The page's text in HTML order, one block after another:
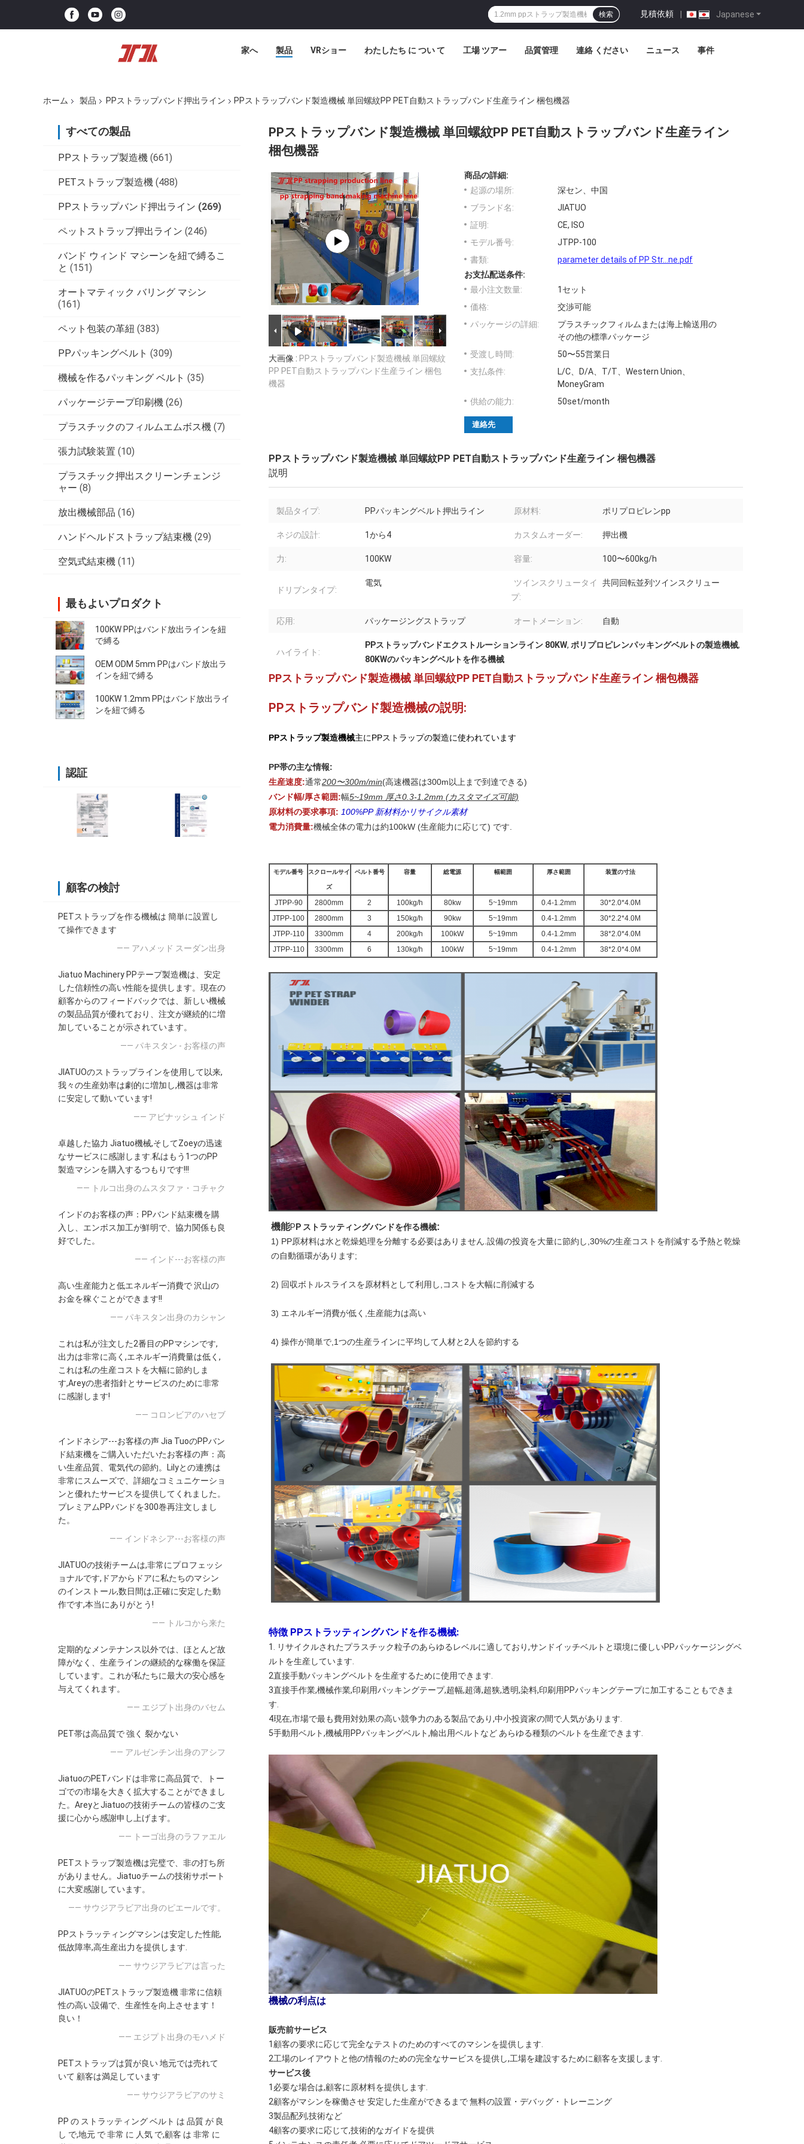
Japanese
見積依頼 |
検索
家へ 製品 VRショー わたしたち に つい て 工場 ツアー 品質管理 連絡 ください ニュース 事件
ホーム 製品 PPストラップバンド押出ライン PPストラップバンド製造機械 単回螺紋PP PET自動ストラップバンド生産ライン 梱包機器
すべての製品
PPストラップ製造機 (661)
PETストラップ製造機 (488)
PPストラップバンド押出ライン (269)
ペットストラップ押出ライン (246)
バンド ウィンド マシーンを紐で縛るこ
と (151)
オートマティック バリング マシン
(161)
ペット包装の革紐 (383)
PPパッキングベルト (309)
機械を作るパッキング ベルト (35)
パッケージテープ印刷機 (26)
プラスチックのフィルムエムボス機 (7)
張力試験装置 (10)
プラスチック押出スクリーンチェンジ
ャー (8)
放出機械部品 (16)
ハンドヘルドストラップ結束機 (29)
空気式結束機 (11)
最もよいプロダクト
100KW PPはバンド放出ラインを紐
で縛る
OEM ODM 5mm PPはバンド放出ラ
インを紐で縛る
100KW 1.2mm PPはバンド放出ライ
ンを紐で縛る
認証
顧客の検討
PETストラップを作る機械は 簡単に設置し
て操作できます
—— アハメッド スーダン出身
Jiatuo Machinery PPテープ製造機は、安定
した信頼性の高い性能を提供します。現在の
顧客からのフィードバックでは、新しい機械
の製品品質が優れており、注文が継続的に増
加していることが示されています。
—— パキスタン - お客様の声
JIATUOのストラップラインを使用して以来,
我々の生産効率は劇的に増加し,機器は非常
に安定して動いています!
—— アビナッシュ インド
卓越した協力 Jiatuo機械,そしてZoeyの迅速
なサービスに感謝します.私はもう1つのPP
製造マシンを購入するつもりです!!!
—— トルコ出身のムスタファ・コチャク
インドのお客様の声：PPバンド結束機を購
入し、エンボス加工が鮮明で、協力関係も良
好でした。
—— インド---お客様の声
高い生産能力と低エネルギー消費で 沢山の
お金を稼ぐことができます!!
—— パキスタン出身のカシャン
これは私が注文した2番目のPPマシンです,
出力は非常に高く,エネルギー消費量は低く,
これは私の生産コストを大幅に節約しま
す,Areyの患者指針とサービスのために非常
に感謝します!
—— コロンビアのハセブ
インドネシア---お客様の声 Jia TuoのPPバン
ド結束機をご購入いただいたお客様の声：高
い生産品質、電気代の節約。Lilyとの連携は
非常にスムーズで、詳細なコミュニケーショ
ンと優れたサービスを提供してくれました。
プレミアムPPバンドを300巻再注文しまし
た。
—— インドネシア---お客様の声
JIATUOの技術チームは,非常にプロフェッシ
ョナルです,ドアからドアに私たちのマシン
のインストール,数日間は,正確に安定した動
作です,本当にありがとう!
—— トルコから来た
定期的なメンテナンス以外では、ほとんど故
障がなく、生産ラインの継続的な稼働を保証
しています。これが私たちに最大の安心感を
与えてくれます。
—— エジプト出身のバセム
PET帯は高品質で 強く 裂かない
—— アルゼンチン出身のアシフ
JiatuoのPETバンドは非常に高品質で、トー
ゴでの市場を大きく拡大することができまし
た。AreyとJiatuoの技術チームの皆様のご支
援に心から感謝申し上げます。
—— トーゴ出身のラファエル
PETストラップ製造機は完璧で、非の打ち所
がありません。Jiatuoチームの技術サポート
に大変感謝しています。
—— サウジアラビア出身のピエールです。
PPストラッティングマシンは安定した性能,
低故障率,高生産出力を提供します.
—— サウジアラビアは言った
JIATUOのPETストラップ製造機 非常に信頼
性の高い設備で、生産性を向上させます！
良い！
—— エジプト出身のモハメド
PETストラップは質が良い 地元では売れて
いて 顧客は満足しています
—— サウジアラビアのサミ
PP の ストラッティング ベルト は 品質 が 良
し で,地元 で 非常 に 人気 で,顧客 は 非常 に
PPストラップバンド製造機械 単回螺紋PP PET自動ストラップバンド生産ライン
梱包機器
大画像 : PPストラップバンド製造機械 単回螺紋
PP PET自動ストラップバンド生産ライン 梱包
機器
商品の詳細:
起源の場所:
深セン、中国
ブランド名:
JIATUO
証明:
CE, ISO
モデル番号:
JTPP-100
書類:
parameter details of PP Str...ne.pdf
お支払配送条件:
最小注文数量:
1セット
価格:
交渉可能
パッケージの詳細:
プラスチックフィルムまたは海上輸送用の
その他の標準パッケージ
受渡し時間:
50〜55営業日
支払条件:
L/C、D/A、T/T、Western Union、
MoneyGram
供給の能力:
50set/month
連絡先
PPストラップバンド製造機械 単回螺紋PP PET自動ストラップバンド生産ライン 梱包機器
説明
製品タイプ: PPパッキングベルト押出ライン 原材料: ポリプロピレンpp
ネジの設計: 1から4 カスタムオーダー: 押出機
力: 100KW 容量: 100〜600kg/h
ドリブンタイプ:
電気
ツインスクリュータイ
プ:
共同回転並列ツインスクリュー
応用: パッケージングストラップ オートメーション: 自動
ハイライト:
PPストラップバンドエクストルーションライン 80KW, ポリプロピレンパッキングベルトの製造機械,
80KWのパッキングベルトを作る機械
PPストラップバンド製造機械 単回螺紋PP PET自動ストラップバンド生産ライン 梱包機器
PPストラップバンド製造機械の説明:
PPストラップ製造機械主にPPストラップの製造に使われています
PP帯の主な情報:
生産速度:通常200〜300m/min(高速機器は300m以上まで到達できる)
バンド幅/厚さ範囲:幅5~19mm 厚さ0.3-1.2mm (カスタマイズ可能)
原材料の要求事項: 100%PP 新材料かリサイクル素材
電力消費量:機械全体の電力は約100kW (生産能力に応じて) です.
モデル番号 スクロールサイ
ズ
ベルト番号 容量 総電源 幅範囲 厚さ範囲 装置の寸法
JTPP-90 2800mm 2 100kg/h 80kw 5~19mm 0.4-1.2mm
30*2.0*4.0M
JTPP-100
2800mm 3 150kg/h 90kw 5~19mm 0.4-1.2mm
30*2.2*4.0M
JTPP-110
3300mm 4 200kg/h 100kW 5~19mm 0.4-1.2mm
38*2.0*4.0M
JTPP-110
3300mm 6 130kg/h 100kW 5~19mm 0.4-1.2mm 38*2.0*4.0M
機能P P ストラッティングバンドを作る機械:
1) PP原材料は水と乾燥処理を分離する必要はありません.設備の投資を大量に節約し,30%の生産コストを削減する予熱と乾燥
の自動循環があります;
2) 回収ボトルスライスを原材料として利用し,コストを大幅に削減する
3) エネルギー消費が低く,生産能力は高い
4) 操作が簡単で,1つの生産ラインに平均して人材と2人を節約する
特徴 PPストラッティングバンドを作る機械:
1. リサイクルされたプラスチック粒子のあらゆるレベルに適しており,サンドイッチベルトと環境に優しいPPパッケージングベ
ルトを生産しています.
2直接手動パッキングベルトを生産するために使用できます.
3直接手作業,機械作業,印刷用パッキングテープ,超幅,超薄,超狭,透明,染料,印刷用PPパッキングテープに加工することもできま
す.
4現在,市場で最も費用対効果の高い競争力のある製品であり,中小投資家の間で人気があります.
5手動用ベルト,機械用PPパッキングベルト,輸出用ベルトなど あらゆる種類のベルトを生産できます.
機械の利点は
販売前サービス
1顧客の要求に応じて完全なテストのためのすべてのマシンを提供します.
2工場のレイアウトと他の情報のための完全なサービスを提供し,工場を建設するために顧客を支援します.
サービス後
1必要な場合は,顧客に原材料を提供します.
2顧客がマシンを稼働させ 安定した生産ができるまで 無料の設置・デバッグ・トレーニング
3製品配列,技術など
4顧客の要求に応じて,技術的なガイドを提供